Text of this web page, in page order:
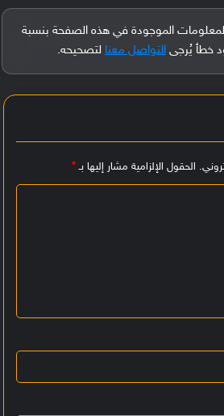
الموجودة في هذه الصفحة بنسبة
التواصل معنا لتصحيحه.
الحقول الإلزامية مشار إليها بـ*